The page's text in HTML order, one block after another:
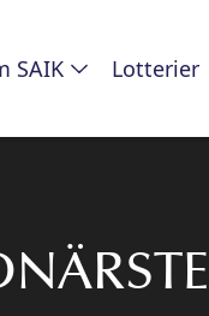
SAIK Lotterier